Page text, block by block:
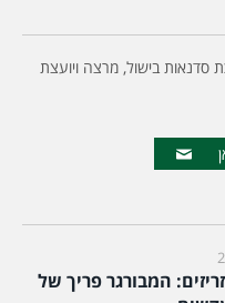
סדנאות בישול, מרצה ויועצת
המבורגר פריך של